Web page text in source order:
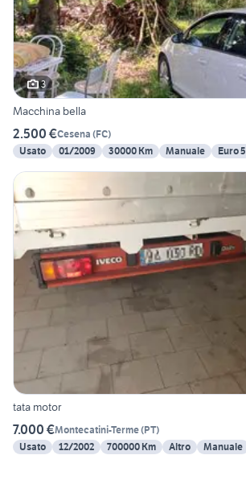
3
Macchina bella
2.500 €Cesena (FC)
Usato
01/2009 30000 Km Manuale Euro 5
tata motor
7.000 €Montecatini-Terme(PT)
Usato
12/2002 700000 Km Altro Manuale